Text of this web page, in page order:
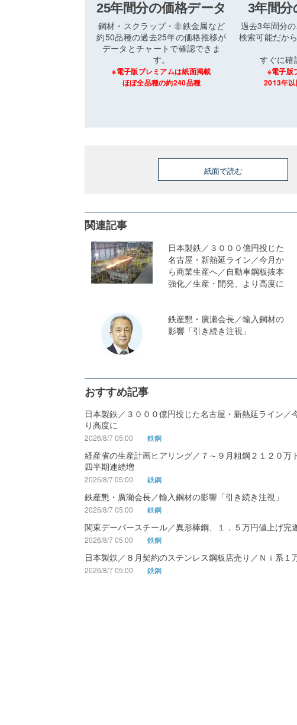
25年間分の価格データ
鋼材・スクラップ・非鉄金属など
約50品種の過去25年の価格推移が
データとチャートで確認できま
す。
※電子版プレミアムは紙面掲載
ほぼ全品種の約240品種
3年間分
過去3年間分
検索可能だか
すぐに確
※電子版
2013年
紙面で読む
関連記事
日本製鉄／３０００億円投じた
名古屋・新熱延ライン／今月か
ら商業生産へ／自動車鋼板抜本
強化／生産・開発、より高度に
鉄産懇・廣瀬会長／輸入鋼材の
影響「引き続き注視」
おすすめ記事
日本製鉄／３０００億円投じた名古屋・新熱延ライン
り高度に
2026/8/7 05:00 鉄鋼
経産省の生産計画ヒアリング／７～９月粗鋼２１２０
四半期連続増
2026/8/7 05:00 鉄鋼
鉄産懇・廣瀬会長／輸入鋼材の影響「引き続き注視」
2026/8/7 05:00 鉄鋼
関東デーバースチール／異形棒鋼、１．５万円値上げ完
2026/8/7 05:00 鉄鋼
日本製鉄／８月契約のステンレス鋼板店売り／Ｎｉ系１
2026/8/7 05:00 鉄鋼